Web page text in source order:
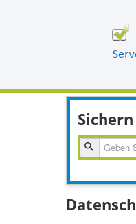
zur
Abfragen